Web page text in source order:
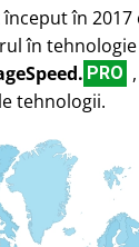
în 2017
în tehnologie
PRO
tehnologii.